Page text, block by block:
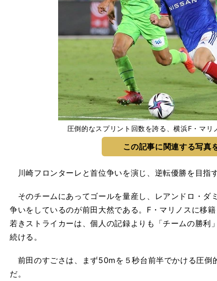
圧倒的なスプリント回数を誇る、横浜F・マリ
この記事に関連する写真
川崎フロンターレと首位争いを演じ、逆転優勝を目指
そのチームにあってゴールを量産し、レアンドロ・ダ
争いをしているのが前田大然である。F・マリノスに移
若きストライカーは、個人の記録よりも「チームの勝利
続ける。
前田のすごさは、まず50mを５秒台前半でかける圧倒
だ。